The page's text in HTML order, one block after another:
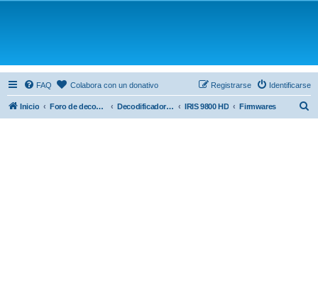
FAQ Colabora con un donativo Identificarse
Registrarse
Inicio Foro de decodificadores satélite IRIS Decodificadores satélite IRIS 9800 HD Firmwares